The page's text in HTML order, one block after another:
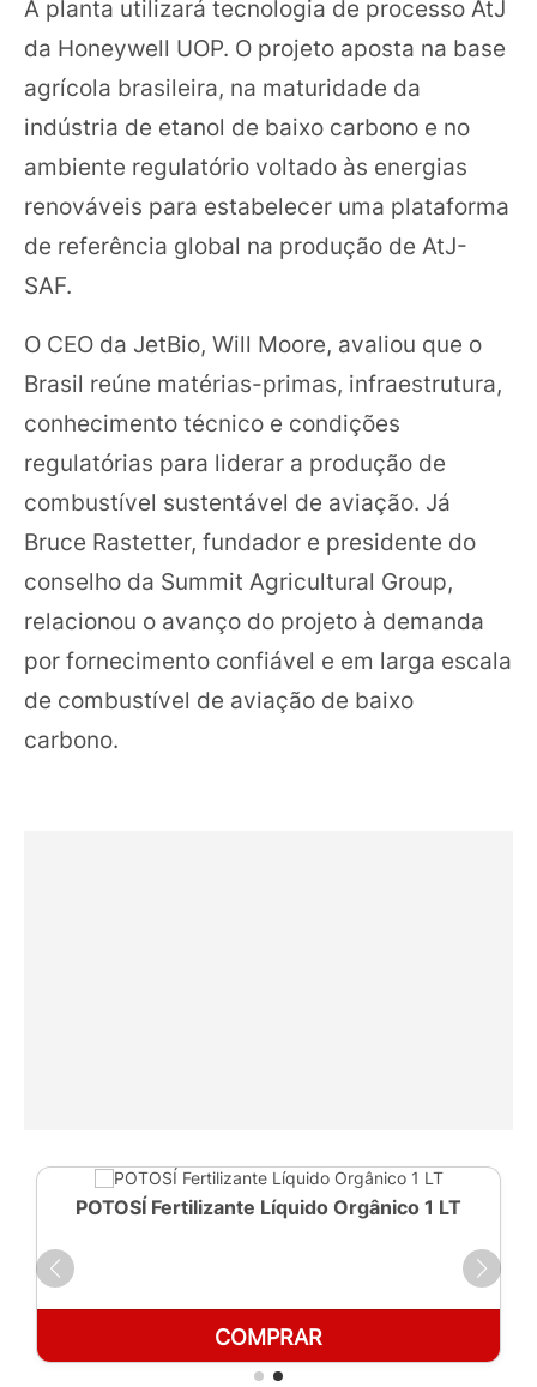
A planta utilizará tecnologia de processo AtJ
da Honeywell UOP. O projeto aposta na base
agrícola brasileira, na maturidade da
indústria de etanol de baixo carbono e no
ambiente regulatório voltado às energias
renováveis para estabelecer uma plataforma
de referência global na produção de AtJ-
SAF.
O CEO da JetBio, Will Moore, avaliou que o
Brasil reúne matérias-primas, infraestrutura,
conhecimento técnico e condições
regulatórias para liderar a produção de
combustível sustentável de aviação. Já
Bruce Rastetter, fundador e presidente do
conselho da Summit Agricultural Group,
relacionou o avanço do projeto à demanda
por fornecimento confiável e em larga escala
de combustível de aviação de baixo
carbono.
POTOSÍ Fertilizante Líquido Orgânico 1 LT
COMPRAR